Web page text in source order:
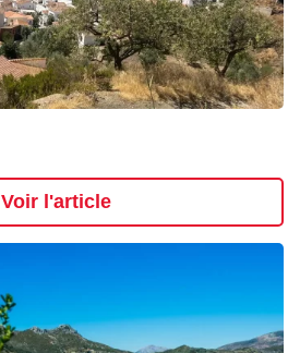
Voir l'article